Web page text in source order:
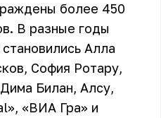
более 450
В разные годы
Алла
София Ротару,
Билан, Алсу,
«ВИА Гра» и